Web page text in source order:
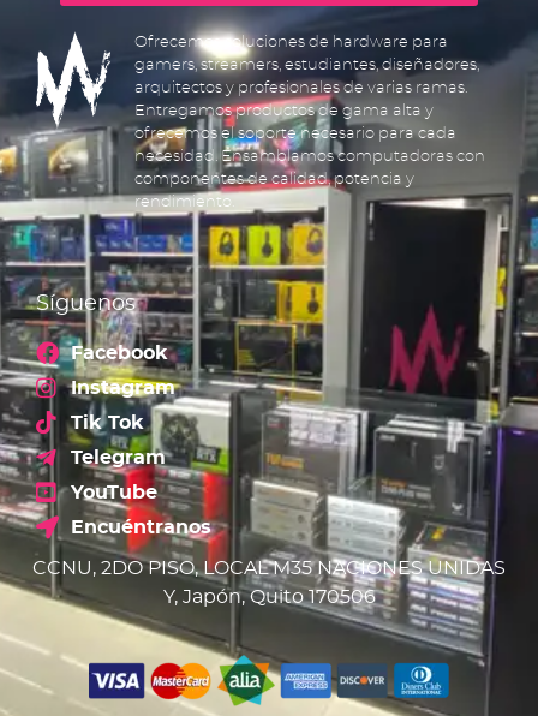
Ofrecemos soluciones de hardware para
gamers, streamers, estudiantes, diseñadores,
arquitectos y profesionales de varias ramas.
Entregamos productos de gama alta y
ofrecemos el soporte necesario para cada
necesidad. Ensamblamos computadoras con
componentes de calidad, potencia y
rendimiento.
Síguenos
Facebook
Instagram
Tik Tok
Telegram
YouTube
Encuéntranos
CCNU, 2DO PISO, LOCAL M35 NACIONES UNIDAS
Y, Japón, Quito 170506